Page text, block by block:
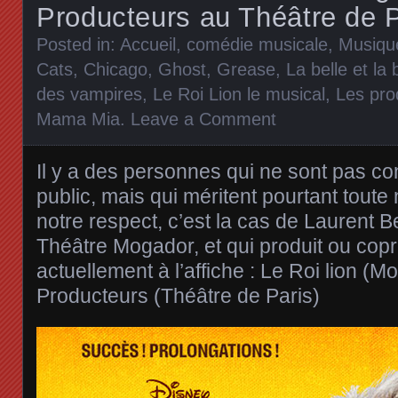
Producteurs au Théâtre de
Posted in: Accueil, comédie musicale,
Cats, Chicago, Ghost, Grease, La belle et la
des vampires, Le Roi Lion le musical, Les
Mama Mia. Leave a Comment
Il y a des personnes qui ne sont pas
public, mais qui méritent pourtant toute
notre respect, c’est la cas de Laurent
Théâtre Mogador, et qui produit ou
actuellement à l’affiche : Le Roi lion
Producteurs (Théâtre de Paris)